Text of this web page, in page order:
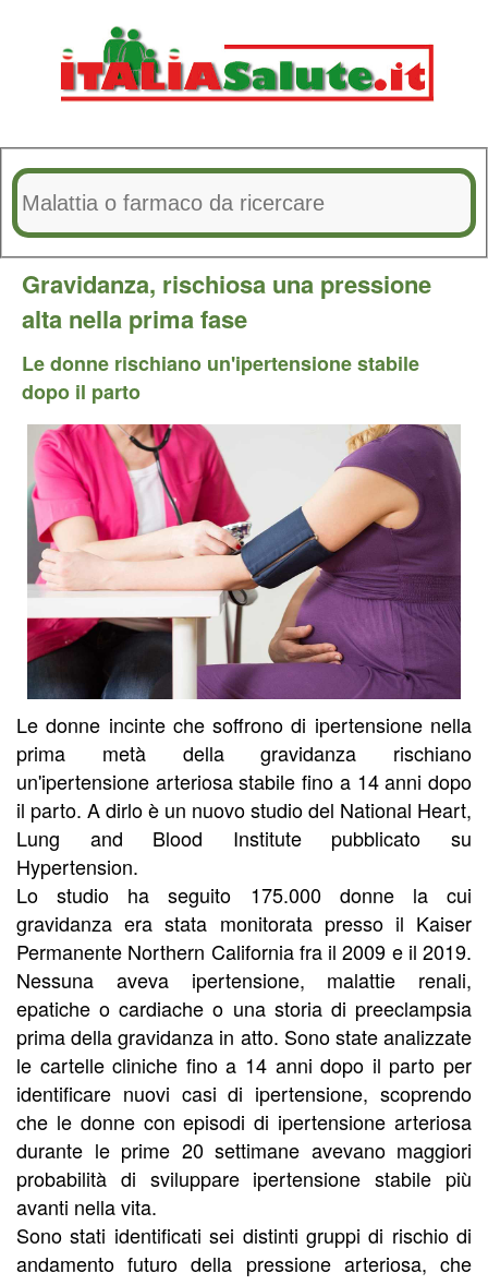
Gravidanza, rischiosa una pressione
alta nella prima fase
Le donne rischiano un'ipertensione stabile
dopo il parto
Le donne incinte che soffrono di ipertensione nella
prima metà della gravidanza rischiano
un'ipertensione arteriosa stabile fino a 14 anni dopo
il parto. A dirlo è un nuovo studio del National Heart,
Lung and Blood Institute pubblicato su
Hypertension.
Lo studio ha seguito 175.000 donne la cui
gravidanza era stata monitorata presso il Kaiser
Permanente Northern California fra il 2009 e il 2019.
Nessuna aveva ipertensione, malattie renali,
epatiche o cardiache o una storia di preeclampsia
prima della gravidanza in atto. Sono state analizzate
le cartelle cliniche fino a 14 anni dopo il parto per
identificare nuovi casi di ipertensione, scoprendo
che le donne con episodi di ipertensione arteriosa
durante le prime 20 settimane avevano maggiori
probabilità di sviluppare ipertensione stabile più
avanti nella vita.
Sono stati identificati sei distinti gruppi di rischio di
andamento futuro della pressione arteriosa, che